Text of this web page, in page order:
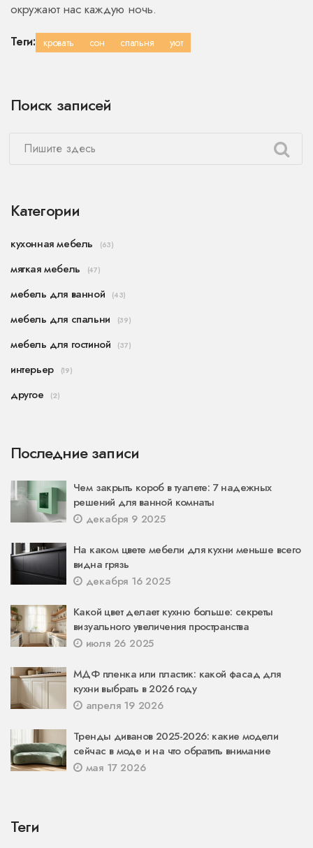
окружают нас каждую ночь.
Теги: кровать сон спальня уют
Поиск записей
Категории
кухонная мебель (63)
мягкая мебель (47)
мебель для ванной (43)
мебель для спальни (39)
мебель для гостиной (37)
интерьер (19)
другое (2)
Последние записи
Чем закрыть короб в туалете: 7 надежных
решений для ванной комнаты
декабря 9 2025
На каком цвете мебели для кухни меньше всего
видна грязь
декабря 16 2025
Какой цвет делает кухню больше: секреты
визуального увеличения пространства
июля 26 2025
МДФ пленка или пластик: какой фасад для
кухни выбрать в 2026 году
апреля 19 2026
Тренды диванов 2025-2026: какие модели
сейчас в моде и на что обратить внимание
мая 17 2026
Теги